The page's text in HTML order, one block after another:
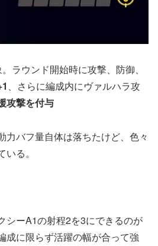
ラウンド開始時に攻撃、防御、
、さらに編成内にヴァルハラ攻
攻撃を付与
力バフ量自体は落ちたけど、色々
る。
シーA1の射程2を3にできるのが
成に限らず活躍の幅が合って強